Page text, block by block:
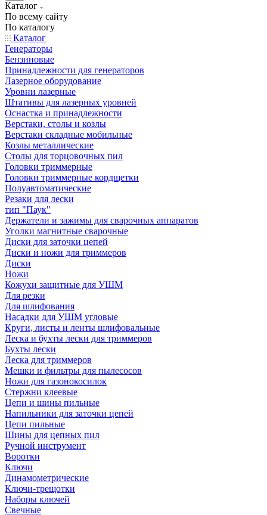
Каталог
По всему сайту
По каталогу
Каталог
Генераторы
Бензиновые
Принадлежности для генераторов
Лазерное оборудование
Уровни лазерные
Штативы для лазерных уровней
Оснастка и принадлежности
Верстаки, столы и козлы
Верстаки складные мобильные
Козлы металлические
Столы для торцовочных пил
Головки триммерные
Головки триммерные кордщетки
Полуавтоматические
Резаки для лески
тип "Паук"
Держатели и зажимы для сварочных аппаратов
Уголки магнитные сварочные
Диски для заточки цепей
Диски и ножи для триммеров
Диски
Ножи
Кожухи защитные для УШМ
Для резки
Для шлифования
Насадки для УШМ угловые
Круги, листы и ленты шлифовальные
Леска и бухты лески для триммеров
Бухты лески
Леска для триммеров
Мешки и фильтры для пылесосов
Ножи для газонокосилок
Стержни клеевые
Цепи и шины пильные
Напильники для заточки цепей
Цепи пильные
Шины для цепных пил
Ручной инструмент
Воротки
Ключи
Динамометрические
Ключи-трещотки
Наборы ключей
Свечные